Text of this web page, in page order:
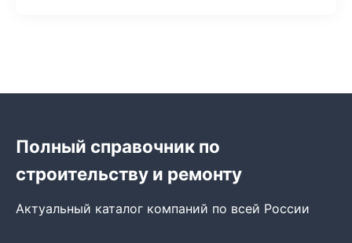
Полный справочник по
строительству и ремонту
Актуальный каталог компаний по всей России